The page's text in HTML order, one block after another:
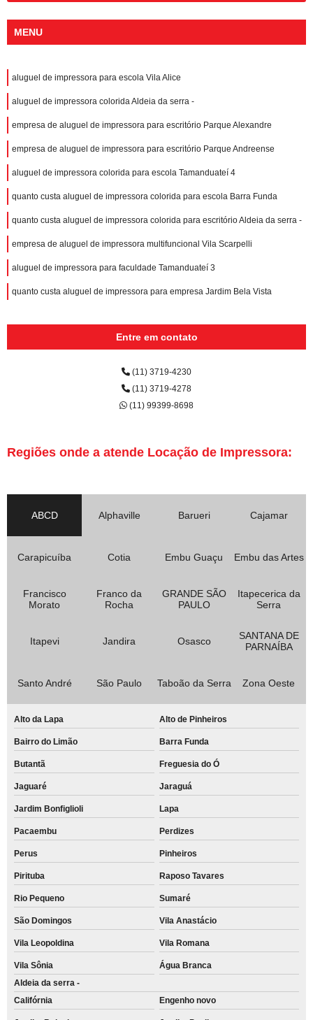
MENU
aluguel de impressora para escola Vila Alice
aluguel de impressora colorida Aldeia da serra -
empresa de aluguel de impressora para escritório Parque Alexandre
empresa de aluguel de impressora para escritório Parque Andreense
aluguel de impressora colorida para escola Tamanduateí 4
quanto custa aluguel de impressora colorida para escola Barra Funda
quanto custa aluguel de impressora colorida para escritório Aldeia da serra -
empresa de aluguel de impressora multifuncional Vila Scarpelli
aluguel de impressora para faculdade Tamanduateí 3
quanto custa aluguel de impressora para empresa Jardim Bela Vista
Entre em contato
(11) 3719-4230
(11) 3719-4278
(11) 99399-8698
Regiões onde a atende Locação de Impressora:
ABCD Alphaville Barueri Cajamar
Carapicuíba Cotia Embu Guaçu Embu das Artes
Francisco
Morato
Franco da
Rocha
GRANDE SÃO
PAULO
Itapecerica da
Serra
Itapevi Jandira Osasco
SANTANA DE
PARNAÍBA
Santo André São Paulo Taboão da Serra Zona Oeste
Alto da Lapa Alto de Pinheiros
Bairro do Limão Barra Funda
Butantã Freguesia do Ó
Jaguaré Jaraguá
Jardim Bonfiglioli Lapa
Pacaembu Perdizes
Perus Pinheiros
Pirituba Raposo Tavares
Rio Pequeno Sumaré
São Domingos Vila Anastácio
Vila Leopoldina Vila Romana
Vila Sônia
Água Branca
Aldeia da serra -
Califórnia
Engenho novo